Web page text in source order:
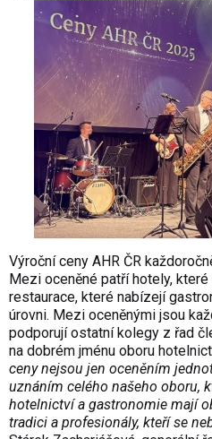
Výroční ceny AHR ČR
Mezi oceněné patří hotely,
restaurace, které nabízejí
úrovni. Mezi oceněnými jsou ka
podporují ostatní kolegy z řad
na dobrém jménu oboru
ceny nejsou jen oceněním
uznáním celého našeho oboru,
hotelnictví a gastronomie mají
tradici a profesionály, kteří se